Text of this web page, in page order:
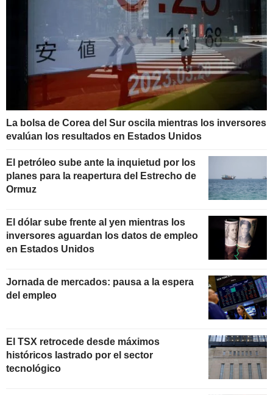
La bolsa de Corea del Sur oscila mientras los inversores
evalúan los resultados en Estados Unidos
El petróleo sube ante la inquietud por los
planes para la reapertura del Estrecho de
Ormuz
El dólar sube frente al yen mientras los
inversores aguardan los datos de empleo
en Estados Unidos
Jornada de mercados: pausa a la espera
del empleo
El TSX retrocede desde máximos
históricos lastrado por el sector
tecnológico